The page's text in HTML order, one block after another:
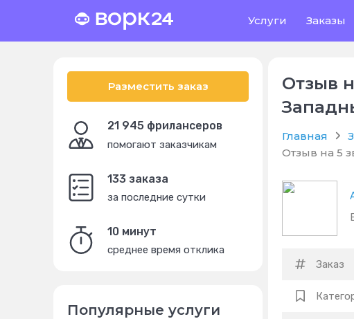
Услуги Заказы
Разместить заказ
21 945 фрилансеров
помогают заказчикам
133 заказа
за последние сутки
10 минут
среднее время отклика
Популярные услуги
Отзыв
Главная
Отзыв на 5
Заказ